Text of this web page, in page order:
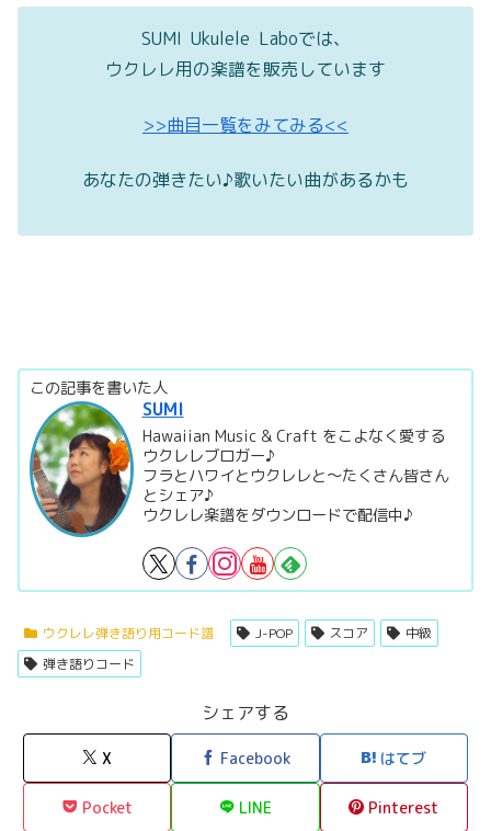
SUMI Ukulele Laboでは、
ウクレレ用の楽譜を販売しています
>>曲目一覧をみてみる<<
あなたの弾きたい♪歌いたい曲があるかも
この記事を書いた人
SUMI
Hawaiian Music & Craft をこよなく愛する
ウクレレブロガー♪
フラとハワイとウクレレと～たくさん皆さん
とシェア♪
ウクレレ楽譜をダウンロードで配信中♪
ウクレレ弾き語り用コード譜 J-POP スコア
中級
弾き語りコード
シェアする
X Facebook はてブ
Pocket LINE Pinterest